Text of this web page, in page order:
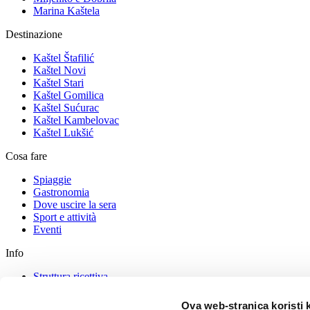
Ova web-stranica koristi
Marina Kaštela
Destinazione
Kaštel Štafilić
Kaštel Novi
Kaštel Stari
Kaštel Gomilica
Kaštel Sućurac
Kaštel Kambelovac
Kaštel Lukšić
Cosa fare
Spiaggie
Gastronomia
Dove uscire la sera
Sport e attività
Eventi
Info
Struttura ricettiva